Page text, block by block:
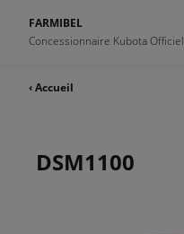
FARMIBEL
Concessionnaire Kubota Officiel
‹ Accueil
DSM1100